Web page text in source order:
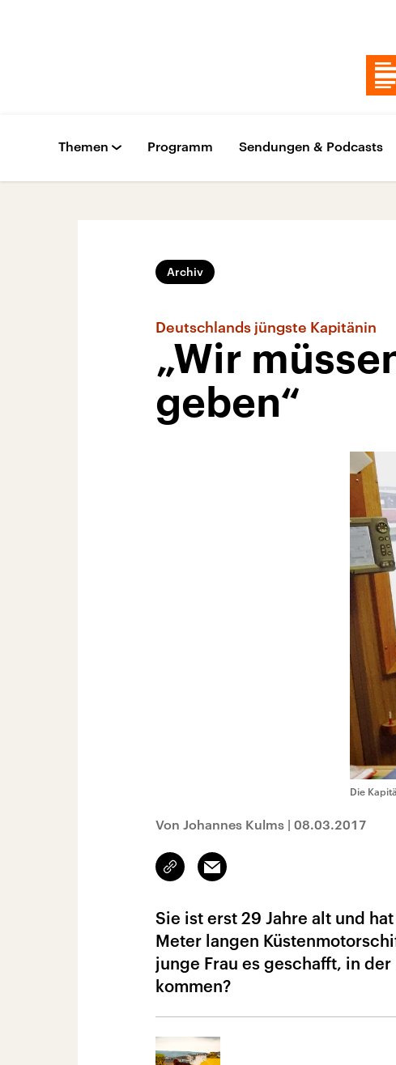
Themen Programm Sendungen & Podcasts
Archiv
Deutschlands jüngste Kapitänin
„Wir
geben“
Die
Von Johannes Kulms | 08.03.2017
Link
kopieren/teilen
Email
Sie ist erst 29 Jahre alt und
Meter langen
junge Frau es geschafft, in
kommen?